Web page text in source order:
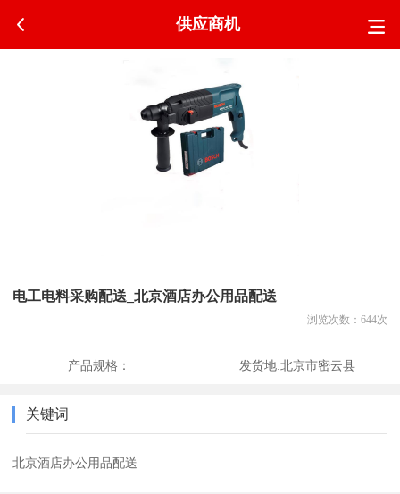
供应商机
电工电料采购配送_北京酒店办公用品配送
浏览次数： 644次
产品规格： 发货地:北京市密云县
关键词
北京酒店办公用品配送